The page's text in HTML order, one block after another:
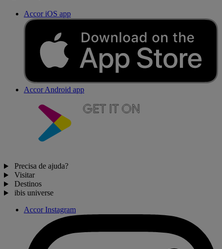
Accor iOS app
Accor Android app
Precisa de ajuda?
Visitar
Destinos
ibis universe
Accor Instagram